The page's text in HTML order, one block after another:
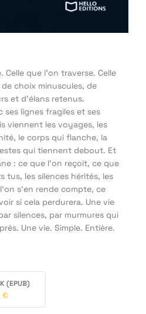
Celle que l’on traverse. Celle
choix minuscules, de
et d’élans retenus.
ses lignes fragiles et ses
viennent les voyages, les
le corps qui flanche, la
qui tiennent debout. Et
: ce que l’on reçoit, ce que
tus, les silences hérités, les
s’en rende compte, ce
si cela perdurera. Une vie
silences, par murmures qui
Une vie. Simple. Entière.
(EPUB)
€